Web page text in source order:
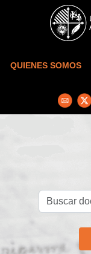
Skip to main content
QUIENES SOMOS